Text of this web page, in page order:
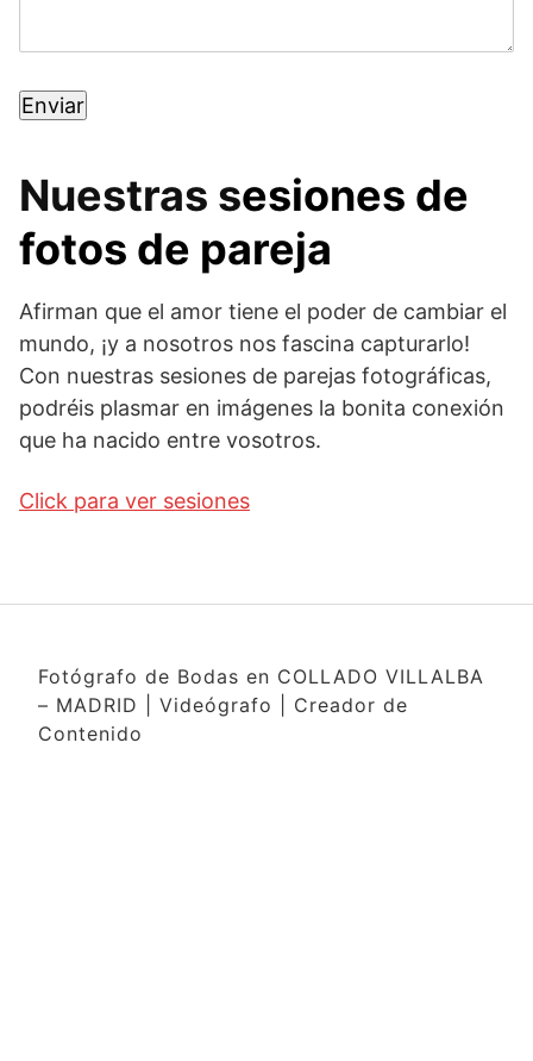
Nuestras sesiones de
fotos de pareja
Afirman que el amor tiene el poder de cambiar el
mundo, ¡y a nosotros nos fascina capturarlo!
Con nuestras sesiones de parejas fotográficas,
podréis plasmar en imágenes la bonita conexión
que ha nacido entre vosotros.
Click para ver sesiones
Fotógrafo de Bodas en COLLADO VILLALBA
– MADRID | Videógrafo | Creador de
Contenido